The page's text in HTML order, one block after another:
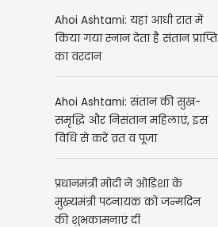
Ahoi Ashtami: यहां आधी रात में
किया गया स्नान देता है संतान प्राप्ति
Ahoi Ashtami: संतान की सुख-
समृद्धि और निसंतान महिलाएं, इस
प्रधानमंत्री मोदी ने ओडिशा के